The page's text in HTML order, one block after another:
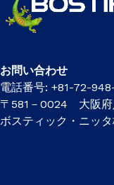
お問い合わせ
電話番号: +81-72-
〒581－0024 大阪府
ボスティック・ニッ